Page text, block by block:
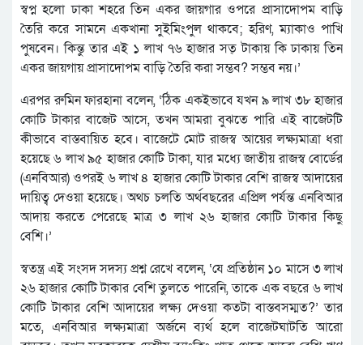
স্বপ্ন হলো ঢাকা শহরে তিন একর জায়গার ওপরে প্রাসাদোপম বাড়ি
তৈরি করে সামনে একখানা সুইমিংপুল থাকবে; হরিণ, ম্যাকাও পাখি
পুষবেন। কিন্তু তার এই ১ লাখ ৭৬ হাজার সত্ টাকায় কি ঢাকায় তিন
একর জায়গায় প্রাসাদোপম বাড়ি তৈরি করা সম্ভব? সম্ভব নয়।’
এরপর রুমিন ফারহানা বলেন, ‘ঠিক একইভাবে যখন ৯ লাখ ৩৮ হাজার
কোটি টাকার বাজেট আসে, তখন আমরা বুঝতে পারি এই বাজেটটি
কীভাবে বাস্তবায়িত হবে। বাজেটে মোট রাজস্ব আয়ের লক্ষ্যমাত্রা ধরা
হয়েছে ৬ লাখ ৯৫ হাজার কোটি টাকা, যার মধ্যে জাতীয় রাজস্ব বোর্ডের
(এনবিআর) ওপরই ৬ লাখ ৪ হাজার কোটি টাকার বেশি রাজস্ব আদায়ের
দায়িত্ব দেওয়া হয়েছে। অথচ চলতি অর্থবছরের এপ্রিল পর্যন্ত এনবিআর
আদায় করতে পেরেছে মাত্র ৩ লাখ ২৬ হাজার কোটি টাকার কিছু
বেশি।’
স্বতন্ত্র এই সংসদ সদস্য প্রশ্ন রেখে বলেন, ‘যে প্রতিষ্ঠান ১০ মাসে ৩ লাখ
২৬ হাজার কোটি টাকার বেশি তুলতে পারেনি, তাকে এক বছরে ৬ লাখ
কোটি টাকার বেশি আদায়ের লক্ষ্য দেওয়া কতটা বাস্তবসম্মত?’ তার
মতে, এনবিআর লক্ষ্যমাত্রা অর্জনে ব্যর্থ হলে বাজেটঘাটতি আরো